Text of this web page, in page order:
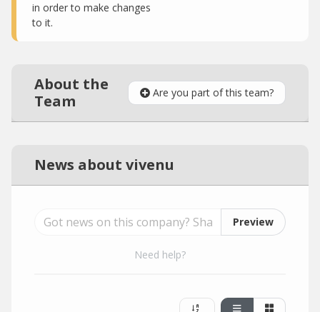
in order to make changes
to it.
About the
Team
Are you part of this team?
News about vivenu
Preview
Need help?